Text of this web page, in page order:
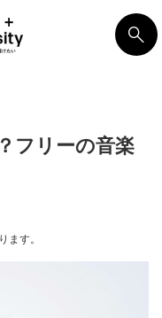
フリーの音楽
ます。